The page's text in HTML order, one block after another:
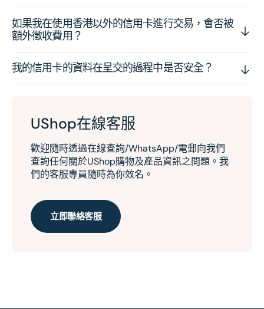
如果我在使用香港以外的信用卡進行交易，會否被
額外徵收費用？
我的信用卡的資料在呈交的過程中是否安全？
UShop在線客服
歡迎隨時透過在線查詢/WhatsApp/電郵向我們
查詢任何關於UShop購物及產品資訊之問題。我
們的客服專員隨時為你效名。
立即聯絡客服